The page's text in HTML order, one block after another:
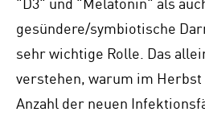
gesündere/symbiotische
sehr wichtige Rolle. Das
verstehen, warum im
Anzahl der neuen